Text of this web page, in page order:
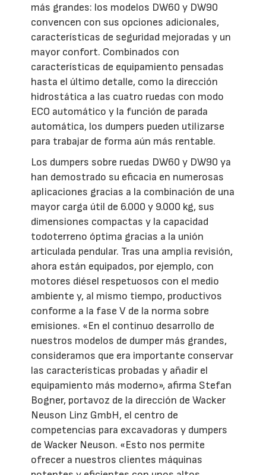
más grandes: los modelos DW60 y DW90
convencen con sus opciones adicionales,
características de seguridad mejoradas y un
mayor confort. Combinados con
características de equipamiento pensadas
hasta el último detalle, como la dirección
hidrostática a las cuatro ruedas con modo
ECO automático y la función de parada
automática, los dumpers pueden utilizarse
para trabajar de forma aún más rentable.
Los dumpers sobre ruedas DW60 y DW90 ya
han demostrado su eficacia en numerosas
aplicaciones gracias a la combinación de una
mayor carga útil de 6.000 y 9.000 kg, sus
dimensiones compactas y la capacidad
todoterreno óptima gracias a la unión
articulada pendular. Tras una amplia revisión,
ahora están equipados, por ejemplo, con
motores diésel respetuosos con el medio
ambiente y, al mismo tiempo, productivos
conforme a la fase V de la norma sobre
emisiones. «En el continuo desarrollo de
nuestros modelos de dumper más grandes,
consideramos que era importante conservar
las características probadas y añadir el
equipamiento más moderno», afirma Stefan
Bogner, portavoz de la dirección de Wacker
Neuson Linz GmbH, el centro de
competencias para excavadoras y dumpers
de Wacker Neuson. «Esto nos permite
ofrecer a nuestros clientes máquinas